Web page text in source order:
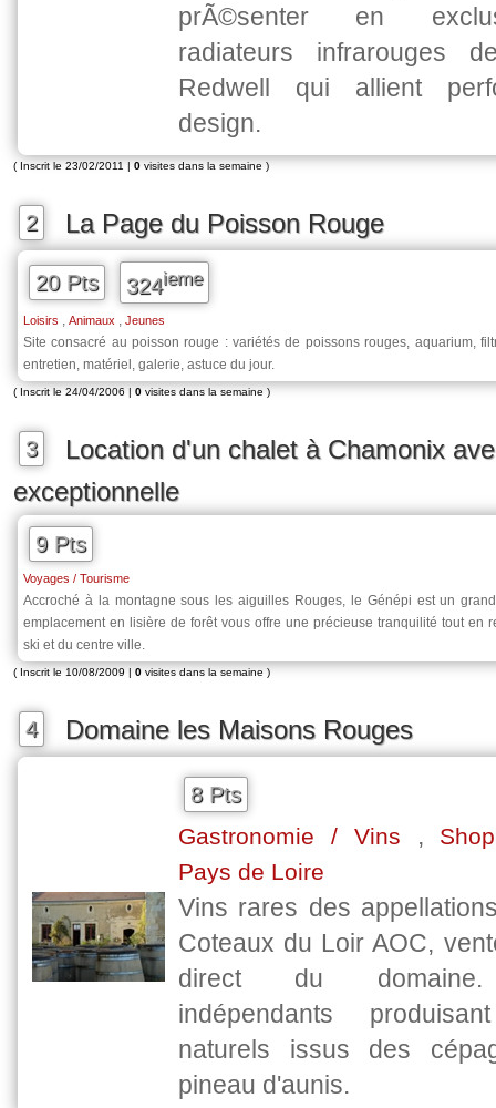
prÃ©senter en
radiateurs infrarouges
Redwell qui allient
design.
( Inscrit le 23/02/2011 | 0 visites dans la semaine )
2 La Page du Poisson Rouge
20 Pts 324ieme
Loisirs Animaux Jeunes
Site consacré au poisson rouge : variétés de poissons rouges, aquarium,
entretien, matériel, galerie, astuce du jour.
( Inscrit le 24/04/2006 | 0 visites dans la semaine )
3
Location d'un chalet à Chamonix
exceptionnelle
9 Pts
Voyages / Tourisme
Accroché à la montagne sous les aiguilles Rouges, le Génépi est un
emplacement en lisière de forêt vous offre une précieuse tranquilité tout en
ski et du centre ville.
( Inscrit le 10/08/2009 | 0 visites dans la semaine )
4 Domaine les Maisons Rouges
8 Pts
Gastronomie / Vins ,
Pays de Loire
Vins rares des
Coteaux du Loir AOC,
direct du domaine.
indépendants
naturels issus des
pineau d'aunis.